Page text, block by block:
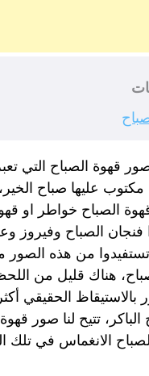
قهوة الصباح التي
عليها صباح
الصباح خواطر او
فنجان الصباح وفيروز
من هذه الصور
هناك قليل من
بالاستيقاظ الحقيقي
تتيح لنا صور
الانغماس في تلك